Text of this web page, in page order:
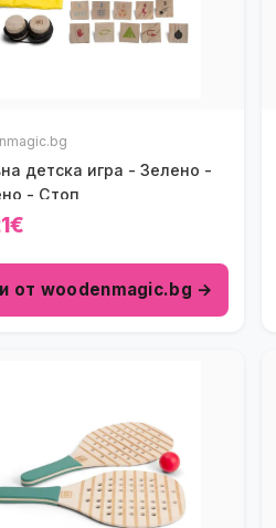
детска игра - Зелено -
- Стоп
от woodenmagic.bg →